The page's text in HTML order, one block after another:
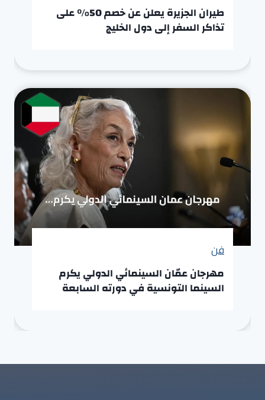
طيران الجزيرة يعلن عن خصم 50% على
تذاكر السفر إلى دول الخليج
فن
مهرجان عمّان السينمائي الدولي يكرم
السينما التونسية في دورته السابعة